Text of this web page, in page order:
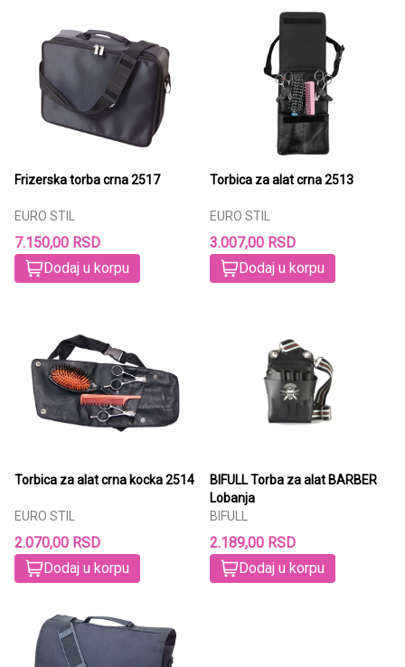
Frizerska torba crna 2517
EURO STIL
7.150,00 RSD
Dodaj u korpu
Torbica za alat crna 2513
EURO STIL
3.007,00 RSD
Dodaj u korpu
Torbica za alat crna kocka 2514
EURO STIL
2.070,00 RSD
Dodaj u korpu
BIFULL Torba za alat BARBER
Lobanja
BIFULL
2.189,00 RSD
Dodaj u korpu